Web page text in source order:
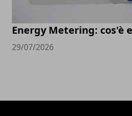
Energy Metering: cos'è
29/07/2026